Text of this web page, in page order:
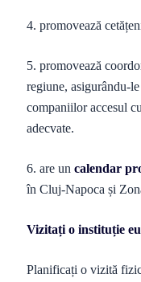
4. promovează
5. promovează
regiune, asigurându-
companiilor accesul
adecvate.
6. are un calendar
în Cluj-Napoca și
Vizitați o instituție
Planificați o vizită